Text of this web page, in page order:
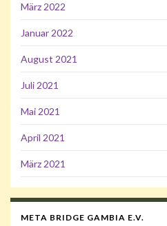
März 2022
Januar 2022
August 2021
Juli 2021
Mai 2021
April 2021
März 2021
META BRIDGE GAMBIA E.V.